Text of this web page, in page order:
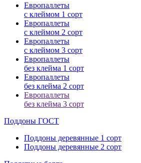
Европаллеты
с клеймом 1 сорт
Европаллеты
с клеймом 2 сорт
Европаллеты
с клеймом 3 сорт
Европаллеты
без клейма 1 сорт
Европаллеты
без клейма 2 сорт
Европаллеты
без клейма 3 сорт
Поддоны ГОСТ
Поддоны деревянные 1 сорт
Поддоны деревянные 2 сорт